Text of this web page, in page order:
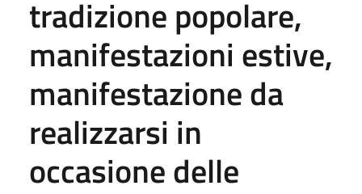
tradizione popolare,
manifestazioni estive,
manifestazione da
realizzarsi in
occasione delle